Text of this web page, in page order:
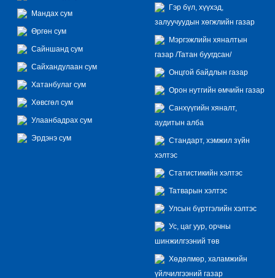
Мандах сум
Өргөн сум
Сайншанд сум
Сайхандулаан сум
Хатанбулаг сум
Хөвсгөл сум
Улаанбадрах сум
Эрдэнэ сум
Гэр бүл, хүүхэд,
залуучуудын хөгжлийн газар
Мэргэжлийн хяналтын
газар /Татан буугдсан/
Онцгой байдлын газар
Орон нутгийн өмчийн газар
Санхүүгийн хяналт,
аудитын алба
Стандарт, хэмжил зүйн
хэлтэс
Статистикийн хэлтэс
Татварын хэлтэс
Улсын бүртгэлийн хэлтэс
Ус, цаг уур, орчны
шинжилгээний төв
Хөдөлмөр, халамжийн
үйлчилгээний газар